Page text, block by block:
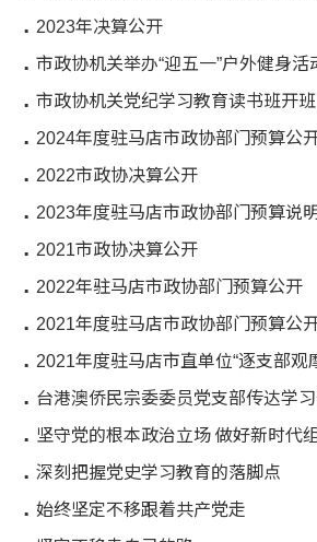
2023年决算公开
市政协机关举办“迎五一”户外健身活
市政协机关党纪学习教育读书班开班
2024年度驻马店市政协部门预算公
2022市政协决算公开
2023年度驻马店市政协部门预算说明
2021市政协决算公开
2022年驻马店市政协部门预算公开
2021年度驻马店市政协部门预算公
2021年度驻马店市直单位“逐支部观
台港澳侨民宗委委员党支部传达学
坚守党的根本政治立场 做好新时代
深刻把握党史学习教育的落脚点
始终坚定不移跟着共产党走